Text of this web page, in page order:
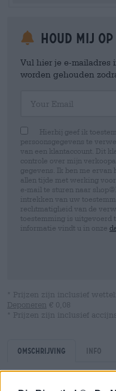
Houd mij
Vul hier je e-mailadres
worden gehouden
Hierbij geef ik
persoonsgegevens te
van een klantaccount. Dit
controle over mijn
gegevens. Ik ben me
allen tijde met werking
e-mail te sturen naar
intrekken van uw
rechtmatigheid van de
toestemming is uitgevoerd
informatie vindt u in onze
* Prijzen zijn inclusief
Deponeren € 0,08
* Prijzen zijn inclusief accijns
Omschrijving Info